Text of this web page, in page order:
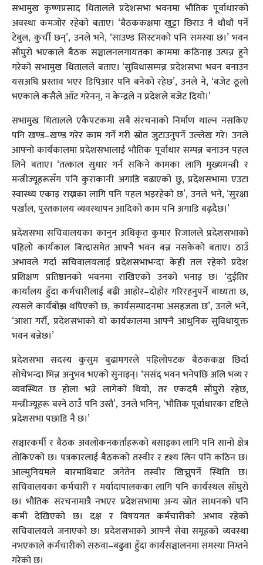
सभामुख कृष्णप्रसाद धितालले प्रदेशसभा भवनमा भौतिक पूर्वाधारको
अवस्था कमजोर रहेको बताए। ‘बैठककक्षमा खुट्टा छिराउ नै धौधौ पर्ने
टेबुल, कुर्ची छन्’, उनले भने, ‘साउण्ड सिस्टमको पनि समस्या छ।’ भवन
साँघुरो भएकाले बैठक सञ्चालनलगायतका काममा कठिनाइ उत्पन्न हुने
गरेको सभामुख धितालले बताए। ‘सुविधासम्पन्न प्रदेशसभा भवन बनाउन
यसअघि प्रस्ताव भएर डिपिआर पनि बनेको रहेछ’, उनले ने, ‘बजेट ठूलो
भएकाले कसैले आँट गरेनन्, न केन्द्रले न प्रदेशले बजेट दियो।’
सभामुख धितालले एकैपटकमा सबै संरचनाको निर्माण थाल्न नसकिए
पनि खण्ड–खण्ड गरेर काम गर्ने गरी स्रोत जुटाउनुपर्ने उल्लेख गरे। उनले
आफ्नो कार्यकालमा प्रदेशसभालाई भौतिक पूर्वाधार सम्पन्न बनाउन पहल
लिने बताए। ‘तत्काल सुधार गर्न सकिने कामका लागि मुख्यमन्त्री र
मन्त्रीज्यूहरूसँग पनि कुराकानी अगाडि बढाएको छु, प्रदेशसभामा एउटा
स्वास्थ्य एकाइ राख्नका लागि पनि पहल भइरहेको छ’, उनले भने, ‘सुरक्षा
पर्खाल, पुस्तकालय व्यवस्थापन आदिको काम पनि अगाडि बढ्दैछ।’
प्रदेशसभा सचिवालयका कानुन अधिकृत कुमार रिजालले प्रदेशसभाको
पहिलो कार्यकाल बित्दासमेत आफ्नै भवन बन्न नसकेको बताए। ठाउँ
अभावले गर्दा सचिवालयलाई प्रदेशसभाभन्दा केही तल रहेको प्रदेश
प्रशिक्षण प्रतिष्ठानको भवनमा राखिएको उनको भनाइ छ। ‘दुईतिर
कार्यालय हुँदा कर्मचारीलाई बढी आहोर–दोहोर गरिरहनुपर्ने बाध्यता छ,
त्यसले कार्यबोझ थपिएको छ, कार्यसम्पादनमा असहजता छ’, उनले भने,
‘आशा गरौँ, प्रदेशसभाको यो कार्यकालमा आफ्नै आधुनिक सुविधायुक्त
भवन बन्नेछ।’
प्रदेशसभा सदस्य कुसुम बुढामगरले पहिलोपटक बैठककक्ष छिर्दा
सोचेभन्दा भिन्न अनुभव भएको सुनाइन्। ‘ससंद् भवन भनेपछि अलि भव्य र
व्यवस्थित छ होला भन्ने लागेको थियो, तर एकदमै साँघुरो रहेछ,
मन्त्रीज्यूहरू बस्ने ठाउँ पनि उस्तै’, उनले भनिन्, ‘भौतिक पूर्वाधारका दृष्टिले
प्रदेशसभा पछाडि नै छ।’
सञ्चारकर्मी र बैठक अवलोकनकर्ताहरूको बसाइका लागि पनि सानो क्षेत्र
तोकिएको छ। पत्रकारलाई बैठकको तस्वीर र दृश्य लिन पनि कठिन छ।
आल्मुनियमले बारमाथिबाट जनेतेन तस्वीर खिच्नुपर्ने स्थिति छ।
सचिवालयका कर्मचारी र मर्यादापालकका लागि पनि कार्यस्थल साँघुरो
छ। भौतिक संरचनामात्रै नभएर प्रदेशसभामा अन्य स्रोत साधनको पनि
कमी देखिएको छ। दक्ष र विषयगत कर्मचारीको अभाव रहेको
सचिवालयले जनाएको छ। प्रदेशसभाको आफ्नै सेवा समूहको व्यवस्था
नभएकाले कर्मचारीको सरुवा–बढुवा हुँदा कार्यसञ्चालनमा समस्या निम्तने
गरेको छ।